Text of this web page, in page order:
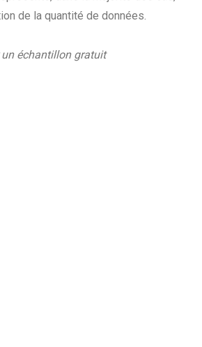
de la quantité de données.
un échantillon gratuit